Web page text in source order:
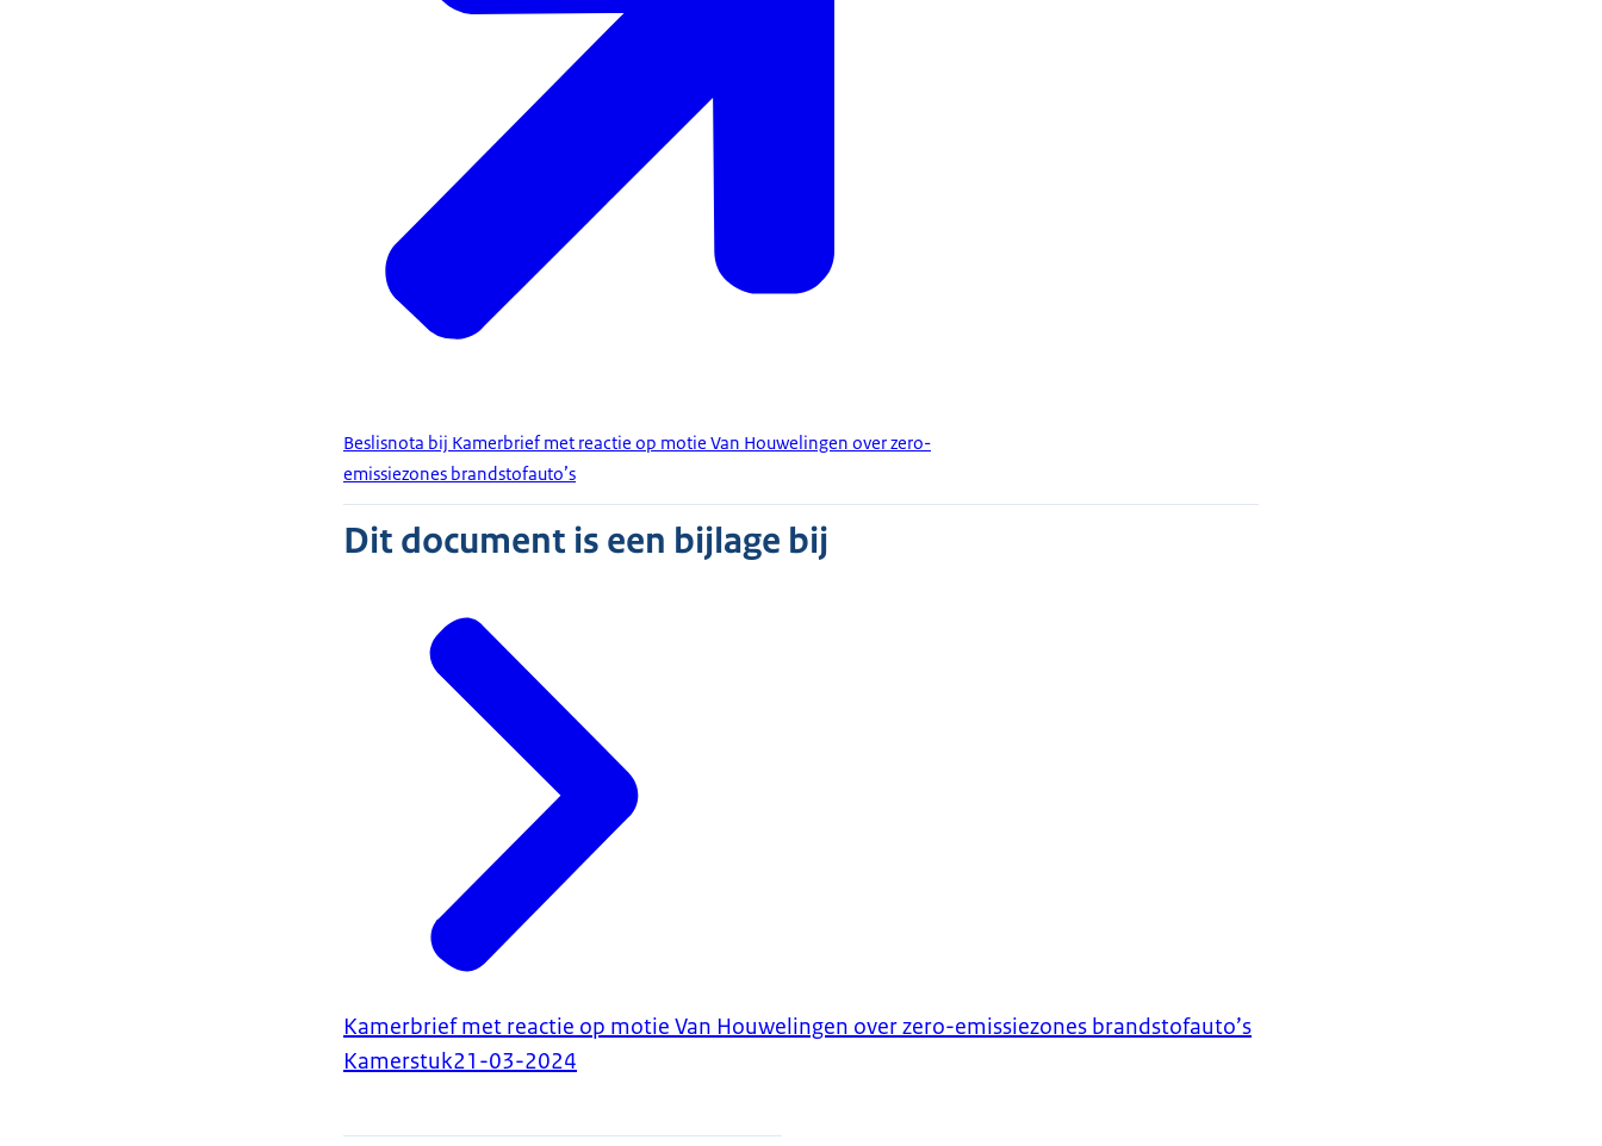
Beslisnota bij Kamerbrief met reactie op motie Van Houwelingen over zero-
emissiezones brandstofauto’s
Dit document is een bijlage bij
Kamerbrief met reactie op motie Van Houwelingen over zero-emissiezones brandstofauto’s
Kamerstuk21-03-2024